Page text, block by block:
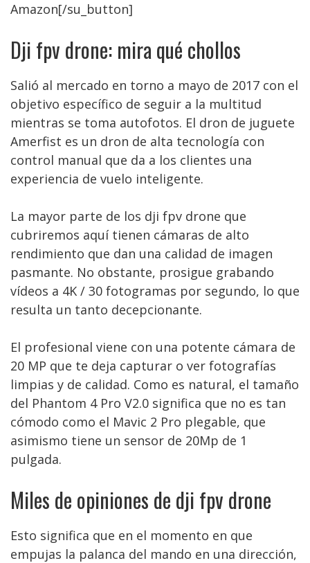
Amazon[/su_button]
Dji fpv drone: mira qué chollos
Salió al mercado en torno a mayo de 2017 con el
objetivo específico de seguir a la multitud
mientras se toma autofotos. El dron de juguete
Amerfist es un dron de alta tecnología con
control manual que da a los clientes una
experiencia de vuelo inteligente.
La mayor parte de los dji fpv drone que
cubriremos aquí tienen cámaras de alto
rendimiento que dan una calidad de imagen
pasmante. No obstante, prosigue grabando
vídeos a 4K / 30 fotogramas por segundo, lo que
resulta un tanto decepcionante.
El profesional viene con una potente cámara de
20 MP que te deja capturar o ver fotografías
limpias y de calidad. Como es natural, el tamaño
del Phantom 4 Pro V2.0 significa que no es tan
cómodo como el Mavic 2 Pro plegable, que
asimismo tiene un sensor de 20Mp de 1
pulgada.
Miles de opiniones de dji fpv drone
Esto significa que en el momento en que
empujas la palanca del mando en una dirección,